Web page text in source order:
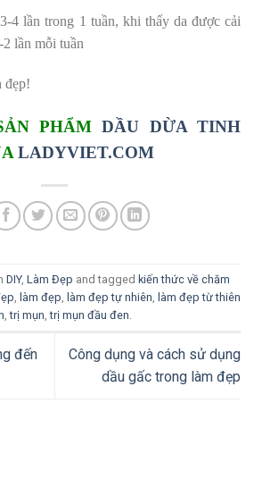
4 lần trong 1 tuần, khi thấy da được cải
lần mỗi tuần
đẹp!
PHẨMDẦU DỪA TINH
LADYVIET.COM
DIY, Làm Đẹp and tagged kiến thức về chăm
làm đẹp làm đẹp tự nhiên làm đẹp từ thiên
,trị mụn ,trị mụn đầu đen
đến
Công dụng và cách sử dụng
dầu gấc trong làm đẹp